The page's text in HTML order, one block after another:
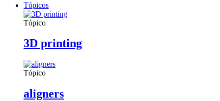
Tópicos
Tópico
3D printing
Tópico
aligners